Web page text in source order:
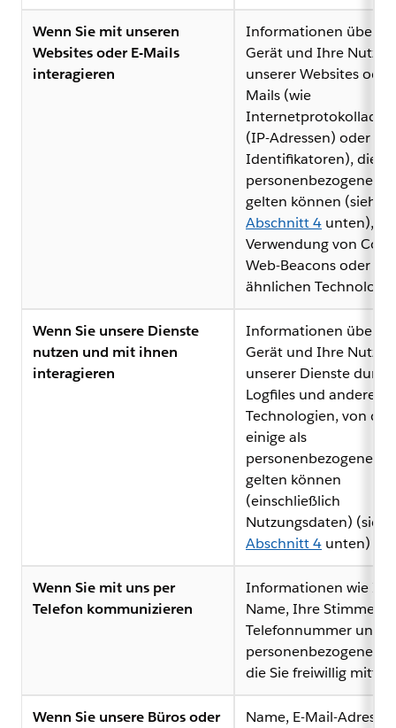
Wenn Sie mit unseren
Websites oder E-Mails
interagieren
Informationen über
Gerät und Ihre
unserer Websites oder
Mails (wie
(IP-Adressen) oder
Identifikatoren), die
personenbezogene
gelten können (siehe
Abschnitt 4 unten),
Verwendung von
Web-Beacons oder
ähnlichen
Wenn Sie unsere Dienste
nutzen und mit ihnen
interagieren
Informationen über
Gerät und Ihre
unserer Dienste durch
Logfiles und andere
Technologien, von
einige als
personenbezogene
gelten können
(einschließlich
Nutzungsdaten) (siehe
Abschnitt 4 unten)
Wenn Sie mit uns per
Telefon kommunizieren
Informationen wie Ihr
Name, Ihre Stimme,
Telefonnummer und
personenbezogene
die Sie freiwillig
Wenn Sie unsere Büros oder
Name, E-Mail-Adresse,